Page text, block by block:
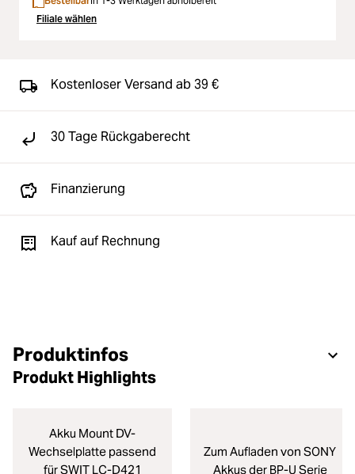
Filiale wählen
Kostenloser Versand ab 39 €
30 Tage Rückgaberecht
Finanzierung
Kauf auf Rechnung
Produktinfos
Produkt Highlights
Akku Mount DV-
Wechselplatte passend
für SWIT LC-D421
Zum Aufladen von SONY
Akkus der BP-U Serie